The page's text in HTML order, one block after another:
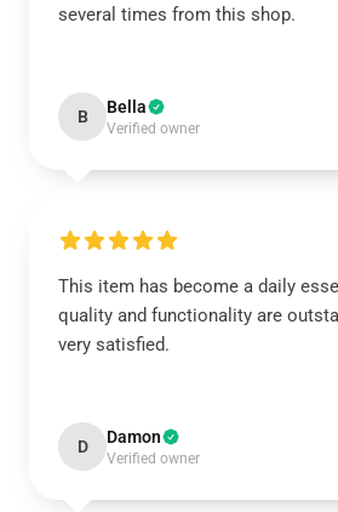
several times from this shop.
B Bella
Verified owner
This item has become a daily
quality and functionality are
very satisfied.
D Damon
Verified owner